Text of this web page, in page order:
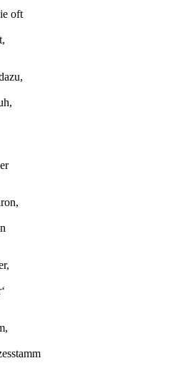
oft